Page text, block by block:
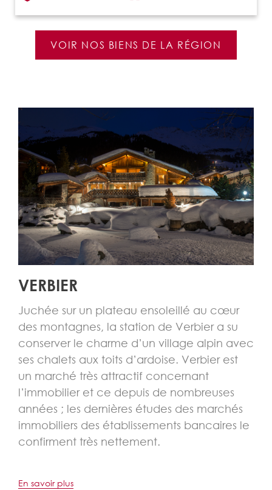
VOIR NOS BIENS DE LA RÉGION
VERBIER
Juchée sur un plateau ensoleillé au cœur
des montagnes, la station de Verbier a su
conserver le charme d’un village alpin avec
ses chalets aux toits d’ardoise. Verbier est
un marché très attractif concernant
l’immobilier et ce depuis de nombreuses
années ; les dernières études des marchés
immobiliers des établissements bancaires le
confirment très nettement.
En savoir plus